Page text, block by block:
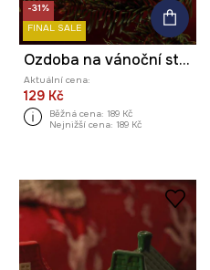
-31%
FINAL SALE
Ozdoba na vánoční stromeček handmade - sob
Aktuální cena:
129 Kč
Běžná cena: 189 Kč
Nejnižší cena: 189 Kč